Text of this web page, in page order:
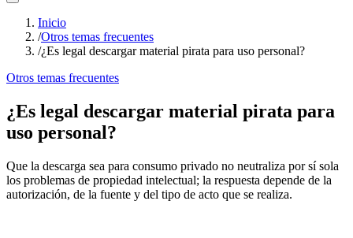
Inicio
/Otros temas frecuentes
/¿Es legal descargar material pirata para uso personal?
Otros temas frecuentes
¿Es legal descargar material pirata para
uso personal?
Que la descarga sea para consumo privado no neutraliza por sí sola
los problemas de propiedad intelectual; la respuesta depende de la
autorización, de la fuente y del tipo de acto que se realiza.